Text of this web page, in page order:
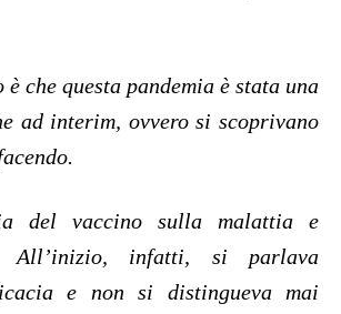
che questa pandemia è stata una
ad interim, ovvero si scoprivano
del vaccino sulla malattia e
All’inizio, infatti, si parlava
e non si distingueva mai